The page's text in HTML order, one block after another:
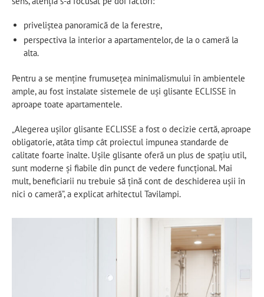
priveliștea panoramică de la ferestre,
perspectiva la interior a apartamentelor, de la o cameră la
alta.
Pentru a se menține frumusețea minimalismului în ambientele
ample, au fost instalate sistemele de uși glisante ECLISSE în
aproape toate apartamentele.
„Alegerea ușilor glisante ECLISSE a fost o decizie certă, aproape
obligatorie, atâta timp cât proiectul impunea standarde de
calitate foarte înalte. Ușile glisante oferă un plus de spațiu util,
sunt moderne și fiabile din punct de vedere funcțional. Mai
mult, beneficiarii nu trebuie să țină cont de deschiderea ușii în
nici o cameră”, a explicat arhitectul Tavilampi.